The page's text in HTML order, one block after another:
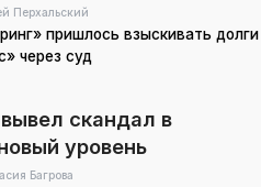
Перхальский
пришлось взыскивать долги
через суд
скандал в
уровень
Багрова